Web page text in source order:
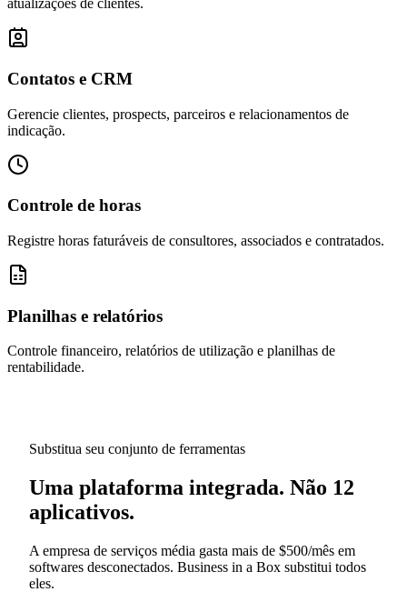
atualizações de clientes.
Contatos e CRM
Gerencie clientes, prospects, parceiros e relacionamentos de
indicação.
Controle de horas
Registre horas faturáveis de consultores, associados e contratados.
Planilhas e relatórios
Controle financeiro, relatórios de utilização e planilhas de
rentabilidade.
Substitua seu conjunto de ferramentas
Uma plataforma integrada. Não 12
aplicativos.
A empresa de serviços média gasta mais de $500/mês em
softwares desconectados. Business in a Box substitui todos
eles.